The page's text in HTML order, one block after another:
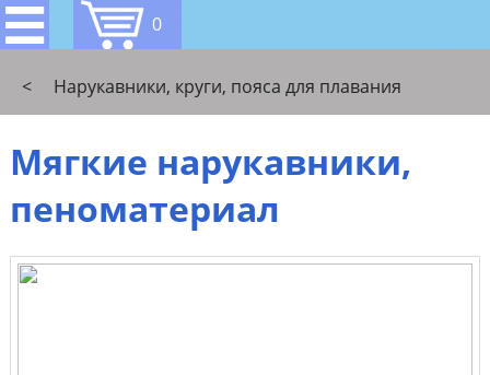
0
< Нарукавники, круги, пояса для плавания
Мягкие нарукавники,
пеноматериал